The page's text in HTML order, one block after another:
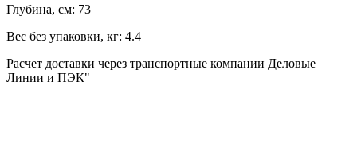
Глубина, см: 73
Вес без упаковки, кг: 4.4
Расчет доставки через транспортные компании Деловые
Линии и ПЭК"